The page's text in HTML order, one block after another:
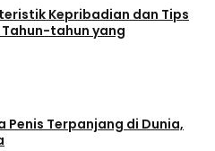
Kepribadian dan Tips
tahun yang
Penis Terpanjang di Dunia,